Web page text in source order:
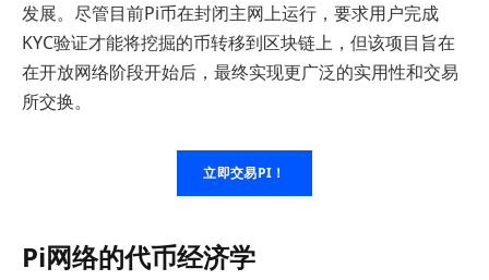
发展。尽管目前Pi币在封闭主网上运行，要求用户完成
KYC验证才能将挖掘的币转移到区块链上，但该项目旨在
在开放网络阶段开始后，最终实现更广泛的实用性和交易
所交换。
立即交易PI！
Pi网络的代币经济学